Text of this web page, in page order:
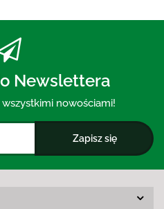
Newslettera
nowościami!